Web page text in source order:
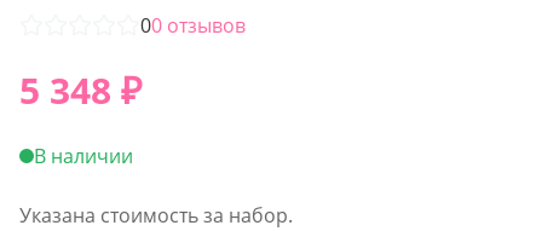
00 отзывов
5 348 ₽
В наличии
Указана стоимость за набор.